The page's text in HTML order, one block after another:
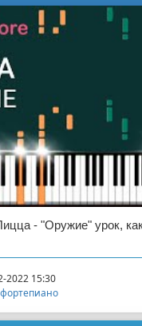
- "Оружие" урок,
2022 15:30